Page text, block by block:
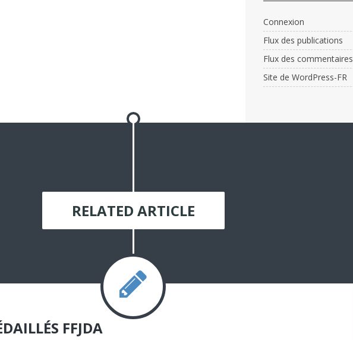
Connexion
Flux des publications
Flux des commentaires
Site de WordPress-FR
RELATED ARTICLE
FFJDA